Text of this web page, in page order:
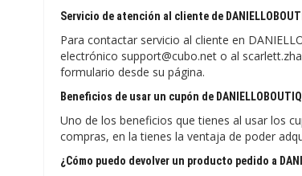
Servicio de atención al cliente de
Para contactar servicio al cliente en
electrónico support@cubo.net o al
formulario desde su página.
Beneficios de usar un cupón de
Uno de los beneficios que tienes al usar los
compras, en la tienes la ventaja de poder
¿Cómo puedo devolver un producto pedido a